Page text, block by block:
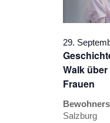
Walk
Frauen
29.
Salzburg